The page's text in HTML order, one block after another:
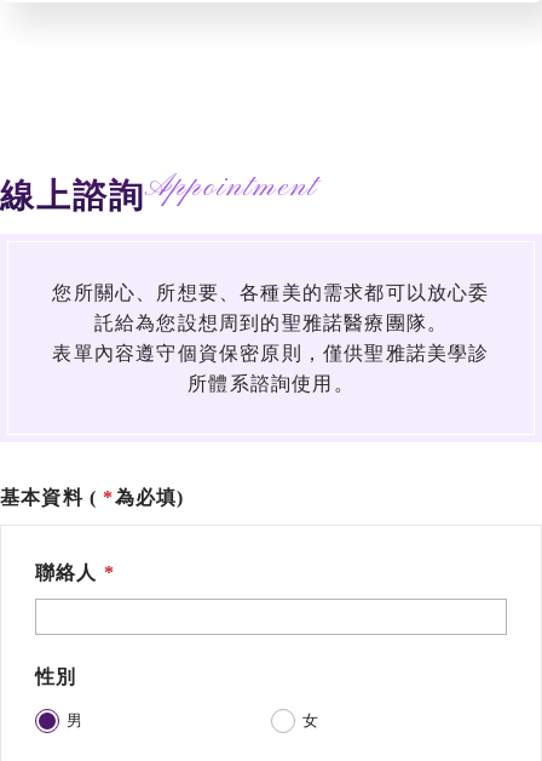
線上諮詢Appointment
您所關心、所想要、各種美的需求都可以放心委
託給為您設想周到的聖雅諾醫療團隊。
表單內容遵守個資保密原則，僅供聖雅諾美學診
所體系諮詢使用。
基本資料 ( 為必填)
聯絡人
性別
男 女